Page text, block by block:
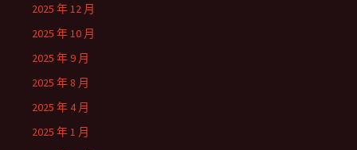
2025 年 12 月
2025 年 10 月
2025 年 9 月
2025 年 8 月
2025 年 4 月
2025 年 1 月